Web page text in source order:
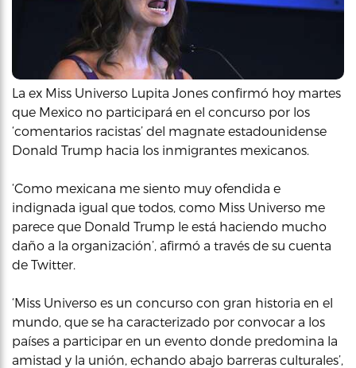
La ex Miss Universo Lupita Jones confirmó hoy martes
que Mexico no participará en el concurso por los
‘comentarios racistas’ del magnate estadounidense
Donald Trump hacia los inmigrantes mexicanos.
‘Como mexicana me siento muy ofendida e
indignada igual que todos, como Miss Universo me
parece que Donald Trump le está haciendo mucho
daño a la organización’, afirmó a través de su cuenta
de Twitter.
‘Miss Universo es un concurso con gran historia en el
mundo, que se ha caracterizado por convocar a los
países a participar en un evento donde predomina la
amistad y la unión, echando abajo barreras culturales’,